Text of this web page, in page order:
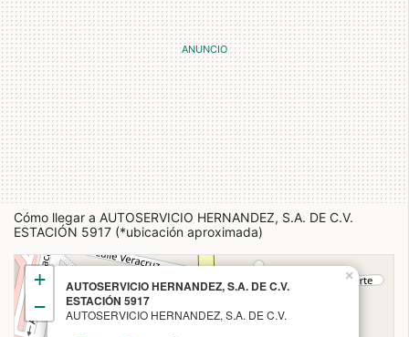
Cómo llegar a AUTOSERVICIO HERNANDEZ, S.A. DE C.V.
ESTACIÓN 5917 (*ubicación aproximada)
AUTOSERVICIO HERNANDEZ, S.A. DE C.V.
ESTACIÓN 5917
AUTOSERVICIO HERNANDEZ, S.A. DE C.V.
×
+
−